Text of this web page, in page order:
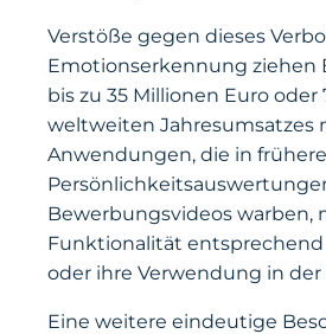
Verstöße gegen dieses
Emotionserkennung ziehen
bis zu 35 Millionen Euro oder
weltweiten Jahresumsatzes
Anwendungen, die in
Bewerbungsvideos warben,
Funktionalität
oder ihre Verwendung in der
Eine weitere eindeutige